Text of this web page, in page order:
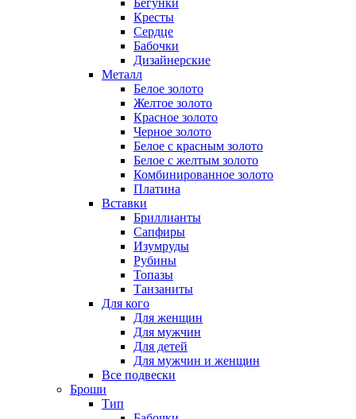
Бегунки
Кресты
Сердце
Бабочки
Дизайнерские
Металл
Белое золото
Желтое золото
Красное золото
Черное золото
Белое с красным золото
Белое с желтым золото
Комбинированное золото
Платина
Вставки
Бриллианты
Сапфиры
Изумруды
Рубины
Топазы
Танзаниты
Для кого
Для женщин
Для мужчин
Для детей
Для мужчин и женщин
Все подвески
Броши
Тип